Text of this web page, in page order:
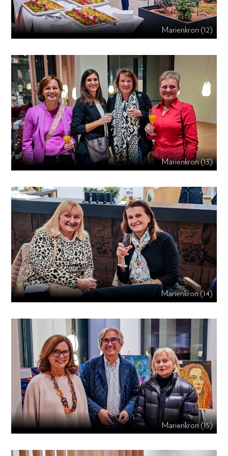
Marienkron (12)
Marienkron (13)
Marienkron (14)
Marienkron (15)